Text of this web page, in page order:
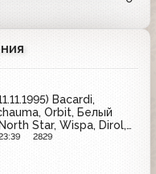
Bacardi,
Orbit, Белый
Star, Wispa, Dirol,
2829